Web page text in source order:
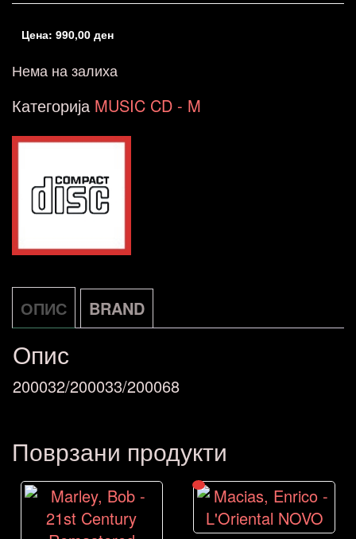
Цена: 990,00 ден
Нема на залиха
Категорија MUSIC CD - M
ОПИС BRAND
Опис
200032/200033/200068
Поврзани продукти